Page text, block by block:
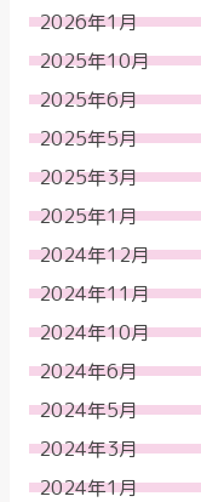
2026年1月
2025年10月
2025年6月
2025年5月
2025年3月
2025年1月
2024年12月
2024年11月
2024年10月
2024年6月
2024年5月
2024年3月
2024年1月